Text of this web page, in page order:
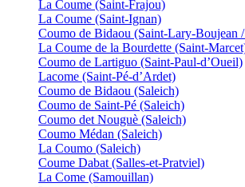
La Coume (Saint-Frajou)
La Coume (Saint-Ignan)
Coumo de Bidaou (Saint-Lary-Boujean
La Coume de la Bourdette (Saint-
Coumo de Lartiguo (Saint-Paul-d’Oueil)
Lacome (Saint-Pé-d’Ardet)
Coumo de Bidaou (Saleich)
Coumo de Saint-Pé (Saleich)
Coumo det Nouguè (Saleich)
Coumo Médan (Saleich)
La Coumo (Saleich)
Coume Dabat (Salles-et-Pratviel)
La Come (Samouillan)